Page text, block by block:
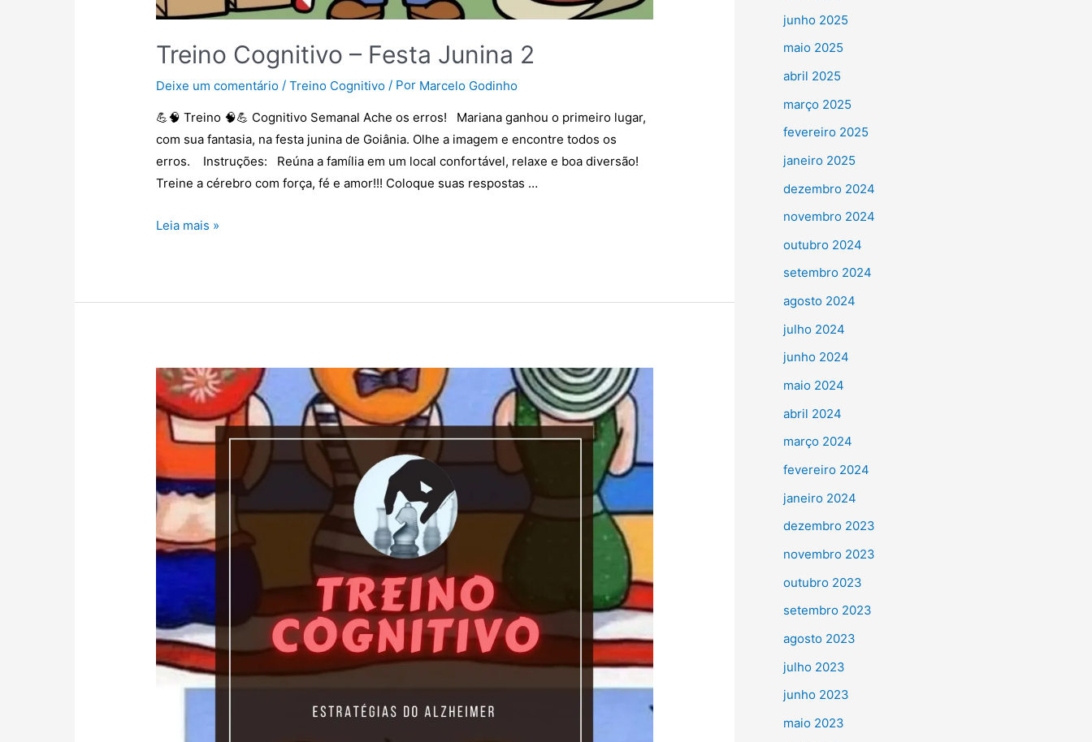
Treino Cognitivo – Festa Junina 2
Deixe um comentário /Treino Cognitivo / Por Marcelo Godinho
💪🧠 Treino 🧠💪 Cognitivo Semanal Ache os erros! Mariana ganhou o primeiro lugar,
com sua fantasia, na festa junina de Goiânia. Olhe a imagem e encontre todos os
erros. Instruções: Reúna a família em um local confortável, relaxe e boa diversão!
Treine a cérebro com força, fé e amor!!! Coloque suas respostas …
Leia mais »
junho 2025
maio 2025
abril 2025
março 2025
fevereiro 2025
janeiro 2025
dezembro 2024
novembro 2024
outubro 2024
setembro 2024
agosto 2024
julho 2024
junho 2024
maio 2024
abril 2024
março 2024
fevereiro 2024
janeiro 2024
dezembro 2023
novembro 2023
outubro 2023
setembro 2023
agosto 2023
julho 2023
junho 2023
maio 2023